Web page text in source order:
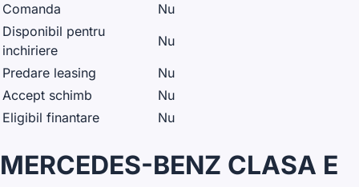
Comanda
Nu
Disponibil pentru
inchiriere
Nu
Predare leasing
Nu
Accept schimb
Nu
Eligibil finantare
Nu
MERCEDES-BENZ CLASA E